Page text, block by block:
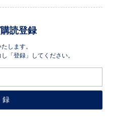
読登録
します。
「登録」してください。